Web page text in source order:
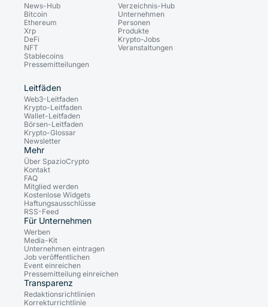
News-Hub
Bitcoin
Ethereum
Xrp
DeFi
NFT
Stablecoins
Pressemitteilungen
Verzeichnis-Hub
Unternehmen
Personen
Produkte
Krypto-Jobs
Veranstaltungen
Leitfäden
Web3-Leitfaden
Krypto-Leitfaden
Wallet-Leitfaden
Börsen-Leitfaden
Krypto-Glossar
Newsletter
Mehr
Über SpazioCrypto
Kontakt
FAQ
Mitglied werden
Kostenlose Widgets
Haftungsausschlüsse
RSS-Feed
Für Unternehmen
Werben
Media-Kit
Unternehmen eintragen
Job veröffentlichen
Event einreichen
Pressemitteilung einreichen
Transparenz
Redaktionsrichtlinien
Korrekturrichtlinie